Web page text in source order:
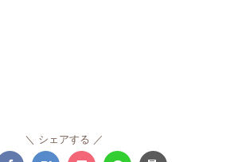
シェアする